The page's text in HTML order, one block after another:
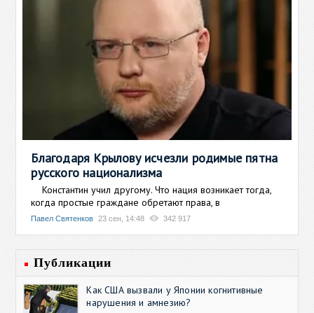
Благодаря Крылову исчезли родимые пятна
русского национализма
Константин учил другому. Что нация возникает тогда,
когда простые граждане обретают права, в
Павел Святенков 23 сен, 14:48 342 917
Публикации
Как США вызвали у Японии когнитивные
нарушения и амнезию?